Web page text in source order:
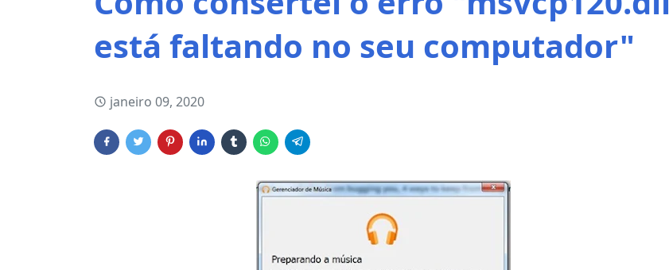
está faltando no seu computador"
janeiro 09, 2020